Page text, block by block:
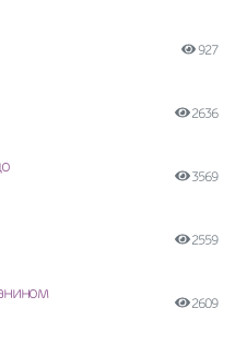
927
2636
3569
2559
2609